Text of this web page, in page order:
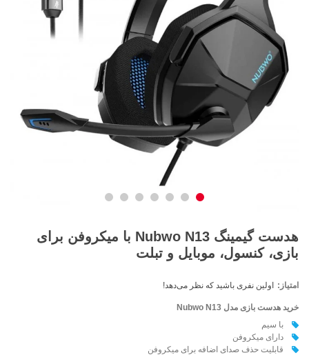
هدست گیمینگ Nubwo N13 با میکروفن برای
بازی، کنسول، موبایل و تبلت
امتیاز: اولین نفری باشید که نظر می‌دهد!
خرید هدست بازی مدل Nubwo N13
با سیم
دارای میکروفن
قابلیت حذف صدای اضافه برای میکروفن